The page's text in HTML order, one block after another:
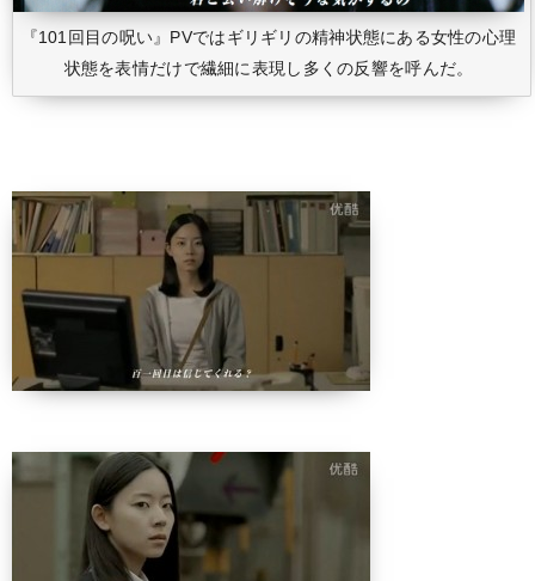
『101回目の呪い』PVではギリギリの精神状態にある女性の心理
状態を表情だけで繊細に表現し多くの反響を呼んだ。